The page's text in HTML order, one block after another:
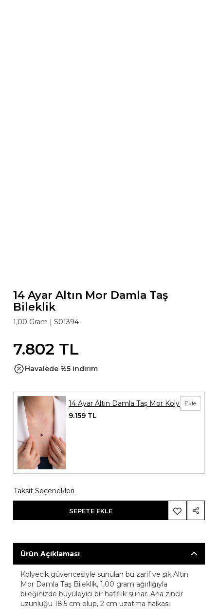
14 Ayar Altın Mor Damla Taş
Bileklik
1,00 Gram | S01394
7.802 TL
Havalede %5 indirim
Ekle
14 Ayar Altın Damla Taş Mor Kolye
9.159 TL
Taksit Seçenekleri
SEPETE EKLE
Ürün Açıklaması
Kolyecik güvencesiyle sunulan bu zarif ve şık Altın
Mor Damla Taş Bileklik, 1,00 gram ağırlığıyla
bileğinizde büyüleyici bir hafiflik sunar. Ana zincir
uzunluğu 18,5 cm olup, 2 cm uzatma halkası